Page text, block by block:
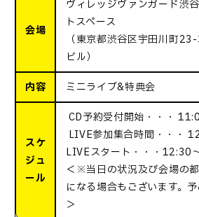
会場
ヴィレッジヴァンガード
トスペース
（東京都渋谷区宇田川町
ビル）
内容 ミニライブ&特典会
スケ
ジュ
ール
CD予約受付開始・・・
LIVE参加集合時間・・・
LIVEスタート・・・12:30
＜※当日の状況及び会場の
になる場合もございます。
＞